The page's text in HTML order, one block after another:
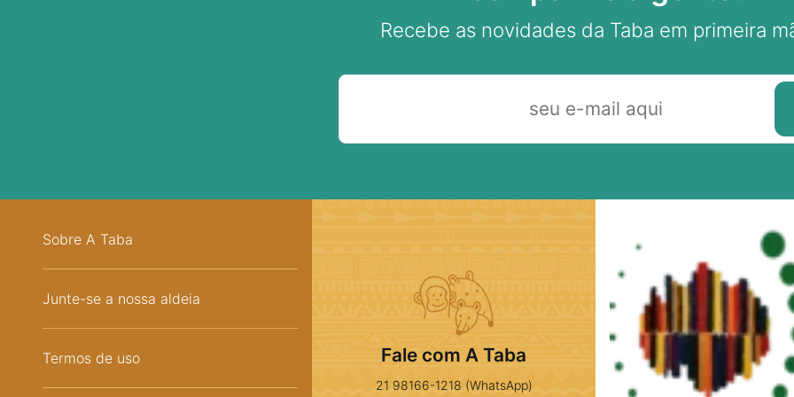
Recebe as novidades da Taba em primeira
Sobre A Taba
Junte-se a nossa aldeia
Termos de uso Fale com A Taba
21 98166-1218 (WhatsApp)